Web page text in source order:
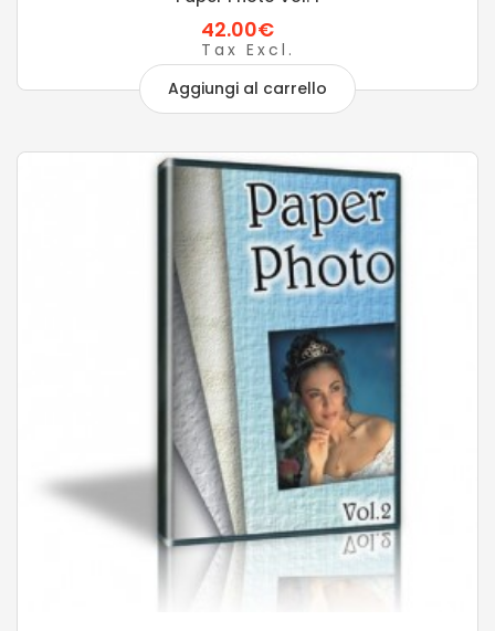
42.00€
Tax Excl.
Aggiungi al carrello